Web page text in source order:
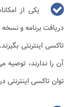
یکی از
دریافت برنامه و
تاکسی اینترنتی
آن را ندارند، توصیه
توان تاکسی اینترنتی